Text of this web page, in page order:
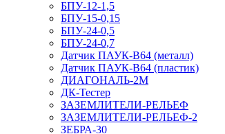
БПУ-12-1,5
БПУ-15-0,15
БПУ-24-0,5
БПУ-24-0,7
Датчик ПАУК-В64 (металл)
Датчик ПАУК-В64 (пластик)
ДИАГОНАЛЬ-2М
ДК-Тестер
ЗАЗЕМЛИТЕЛИ-РЕЛЬЕФ
ЗАЗЕМЛИТЕЛИ-РЕЛЬЕФ-2
ЗЕБРА-30